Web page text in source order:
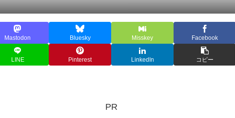
Mastodon Bluesky Misskey Facebook
LINE Pinterest LinkedIn コピー
PR